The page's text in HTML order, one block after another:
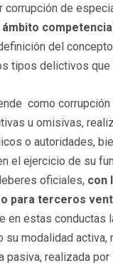
corrupción de
ámbito
del
tipos delictivos que
como
u omisivas,
o autoridades,
el ejercicio de su
oficiales, con
para terceros
en estas conductas
su modalidad activa,
pasiva, realizada